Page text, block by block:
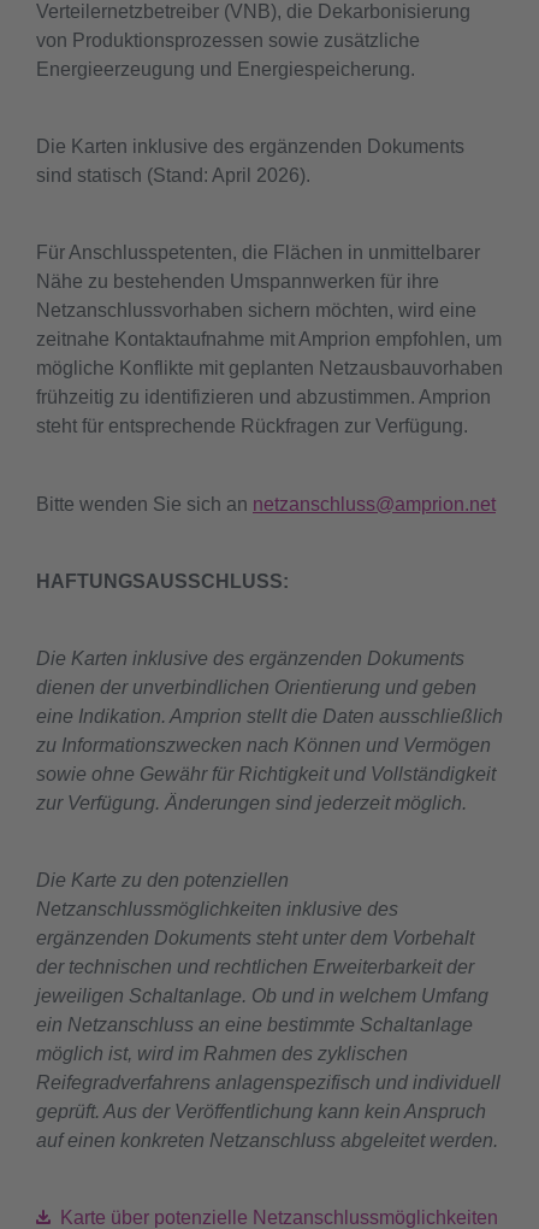
Verteilernetzbetreiber (VNB), die Dekarbonisierung
von Produktionsprozessen sowie zusätzliche
Energieerzeugung und Energiespeicherung.
Die Karten inklusive des ergänzenden Dokuments
sind statisch (Stand: April 2026).
Für Anschlusspetenten, die Flächen in unmittelbarer
Nähe zu bestehenden Umspannwerken für ihre
Netzanschlussvorhaben sichern möchten, wird eine
zeitnahe Kontaktaufnahme mit Amprion empfohlen, um
mögliche Konflikte mit geplanten Netzausbauvorhaben
frühzeitig zu identifizieren und abzustimmen. Amprion
steht für entsprechende Rückfragen zur Verfügung.
Bitte wenden Sie sich an netzanschluss@amprion.net
HAFTUNGSAUSSCHLUSS:
Die Karten inklusive des ergänzenden Dokuments
dienen der unverbindlichen Orientierung und geben
eine Indikation. Amprion stellt die Daten ausschließlich
zu Informationszwecken nach Können und Vermögen
sowie ohne Gewähr für Richtigkeit und Vollständigkeit
zur Verfügung. Änderungen sind jederzeit möglich.
Die Karte zu den potenziellen
Netzanschlussmöglichkeiten inklusive des
ergänzenden Dokuments steht unter dem Vorbehalt
der technischen und rechtlichen Erweiterbarkeit der
jeweiligen Schaltanlage. Ob und in welchem Umfang
ein Netzanschluss an eine bestimmte Schaltanlage
möglich ist, wird im Rahmen des zyklischen
Reifegradverfahrens anlagenspezifisch und individuell
geprüft. Aus der Veröffentlichung kann kein Anspruch
auf einen konkreten Netzanschluss abgeleitet werden.
Karte über potenzielle Netzanschlussmöglichkeiten